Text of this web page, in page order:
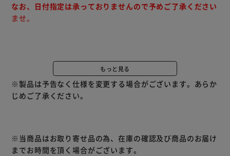
なお、日付指定は承っておりませんので予めご了承ください
ませ。
■日曜・祝日の配送、夜間(17時以降）の配達不可
■配送不可地域：北海道・沖縄・他離島・一部山岳地帯
※特殊地域、配送不能区域など、発送方法に関しては メー
カーより確認のご連絡をさせていただきます。予めご了承く
■複数梱包でお届け
■お客様組立品
もっと見る
※製品は予告なく仕様を変更する場合がございます。あらか
じめご了承ください。
※当商品はお取り寄せ品の為、在庫の確認及び商品のお届け
までお時間を頂く場合がございます。